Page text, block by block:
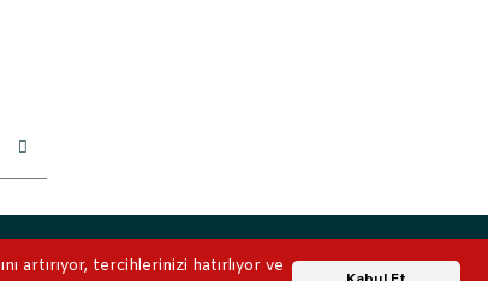
artırıyor, tercihlerinizi hatırlıyor ve